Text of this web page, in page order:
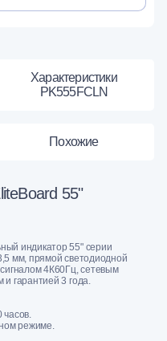
Характеристики
PK555FCLN
Похожие
55"
индикатор 55" серии
мм, прямой светодиодной
4К60Гц, сетевым
гарантией 3 года.
часов.
режиме.